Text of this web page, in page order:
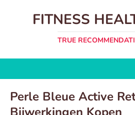
FITNESS
TRUE
Perle Bleue Active